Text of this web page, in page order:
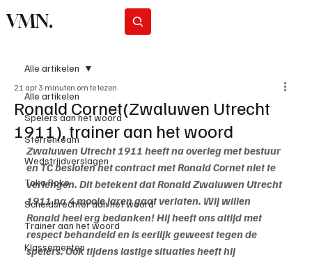
VMN.
Alle artikelen
Spelers aan het woord
Sterrenteam
Wedstrijdverslagen
Toko Roko
Scheidsrechter aan het woord
Trainer aan het woord
Klassementen
Alle artikelen
Ronald Cornet(Zwaluwen Utrecht
1911), trainer aan het woord
21 apr 3 minuten om te lezen
Zwaluwen Utrecht 1911 heeft na overleg met bestuur
en TC besloten het contract met Ronald Cornet niet te
verlengen. Dit betekent dat Ronald Zwaluwen Utrecht
1911 na 4 mooie jaren gaat verlaten. Wij willen
Ronald heel erg bedanken! Hij heeft ons altijd met
respect behandeld en is eerlijk geweest tegen de
spelers. Ook tijdens lastige situaties heeft hij